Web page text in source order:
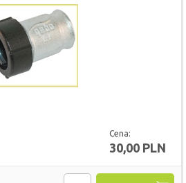
Cena:
30,00 PLN